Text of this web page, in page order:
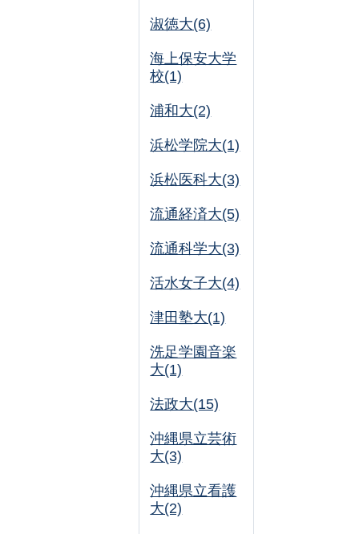
淑徳大(6)
海上保安大学
校(1)
浦和大(2)
浜松学院大(1)
浜松医科大(3)
流通経済大(5)
流通科学大(3)
活水女子大(4)
津田塾大(1)
洗足学園音楽
大(1)
法政大(15)
沖縄県立芸術
大(3)
沖縄県立看護
大(2)